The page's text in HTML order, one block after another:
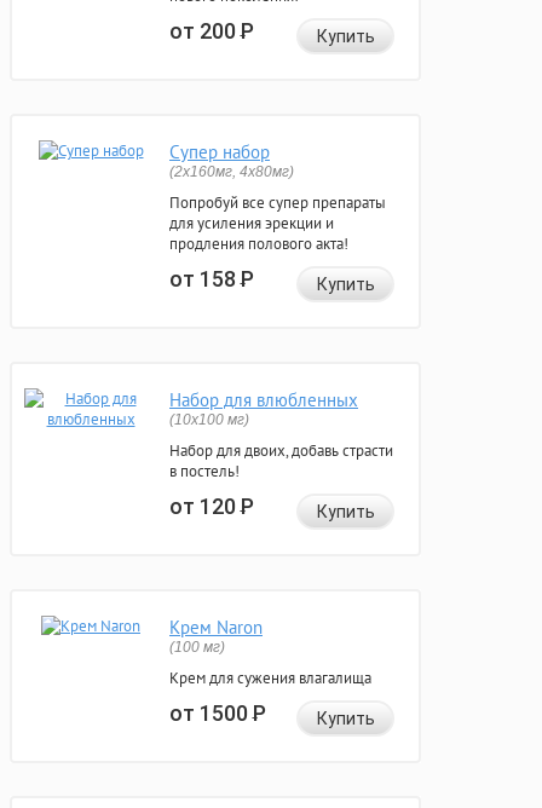
от 200Р Купить
Супер набор
(2х160мг, 4х80мг)
Попробуй все супер препараты
для усиления эрекции и
продления полового акта!
от 158Р Купить
Набор для влюбленных
(10х100 мг)
Набор для двоих, добавь страсти
в постель!
от 120Р Купить
Крем Naron
(100 мг)
Крем для сужения влагалища
от 1500Р Купить